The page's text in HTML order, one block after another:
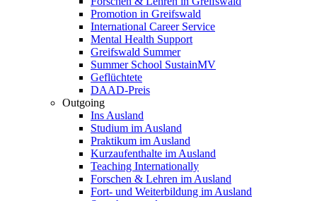
Promotion in Greifswald
International Career Service
Mental Health Support
Greifswald Summer
Summer School SustainMV
Geflüchtete
DAAD-Preis
Outgoing
Ins Ausland
Studium im Ausland
Praktikum im Ausland
Kurzaufenthalte im Ausland
Teaching Internationally
Forschen & Lehren im Ausland
Fort- und Weiterbildung im Ausland